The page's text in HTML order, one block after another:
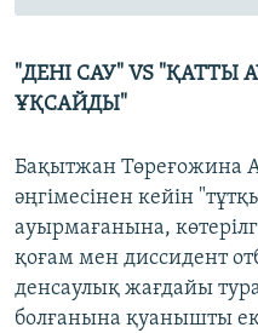
"ДЕНІ САУ" VS
ҰҚСАЙДЫ"
Бақытжан Төреғожина
әңгімесінен кейін
ауырмағанына,
қоғам мен диссидент
денсаулық жағдайы
болғанына қуанышты